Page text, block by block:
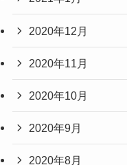
2020年12月
2020年11月
2020年10月
2020年9月
2020年8月